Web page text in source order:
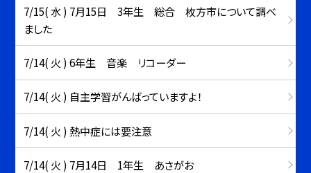
7/15( 水 ) 7月15日 3年生 総合 枚方市について調べ
ました
7/14( 火 ) 6年生 音楽 リコーダー
7/14( 火 ) 自主学習がんばっていますよ！
7/14( 火 ) 熱中症には要注意
7/14( 火 ) 7月14日 1年生 あさがお